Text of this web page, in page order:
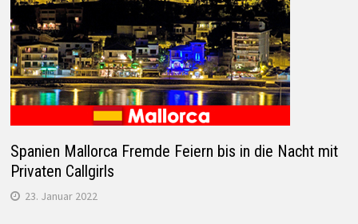
Spanien Mallorca Fremde Feiern bis in die Nacht mit
Privaten Callgirls
23. Januar 2022